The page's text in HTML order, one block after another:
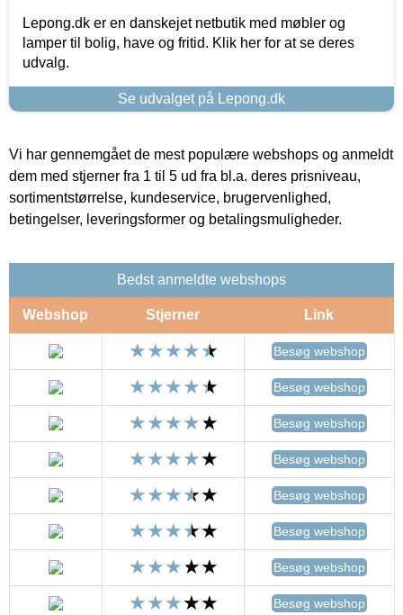
Lepong.dk er en danskejet netbutik med møbler og
lamper til bolig, have og fritid. Klik her for at se deres
udvalg.
Se udvalget på Lepong.dk
Vi har gennemgået de mest populære webshops og anmeldt
dem med stjerner fra 1 til 5 ud fra bl.a. deres prisniveau,
sortimentstørrelse, kundeservice, brugervenlighed,
betingelser, leveringsformer og betalingsmuligheder.
Bedst anmeldte webshops
Webshop Stjerner Link
Besøg webshop
Besøg webshop
Besøg webshop
Besøg webshop
Besøg webshop
Besøg webshop
Besøg webshop
Besøg webshop